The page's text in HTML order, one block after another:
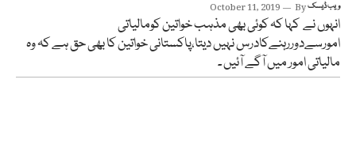
October 11, 2019 Byویب ڈیسک
انہوں نے کہا کہ کوئی بھی مذہب خواتین کومالیاتی
امورسےدوررہنےکادرس نہیں دیتا،پاکستانی خواتین کا بھی حق ہے کہ وہ
مالیاتی امور میں آگے آئیں ۔